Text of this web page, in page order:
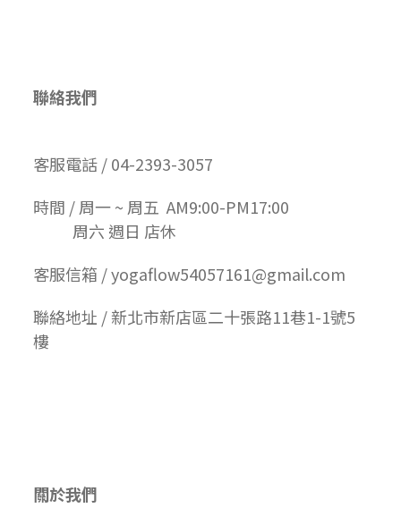
聯絡我們
客服電話 / 04-2393-3057
時間 / 周一 ~ 周五 AM9:00-PM17:00
周六 週日 店休
客服信箱 / yogaflow54057161@gmail.com
聯絡地址 / 新北市新店區二十張路11巷1-1號5
樓
關於我們